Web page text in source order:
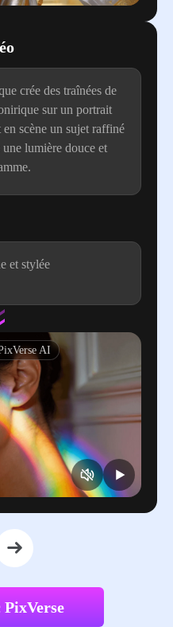
crée des traînées de
sur un portrait
scène un sujet raffiné
lumière douce et
et stylée
AI
PixVerse